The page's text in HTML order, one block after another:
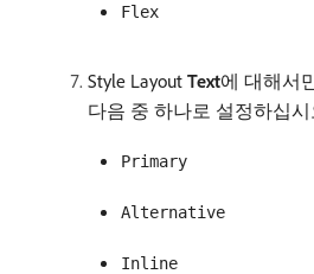
Flex
Style Layout Text에 대해서
다음 중 하나로 설정하십시
Primary
Alternative
Inline